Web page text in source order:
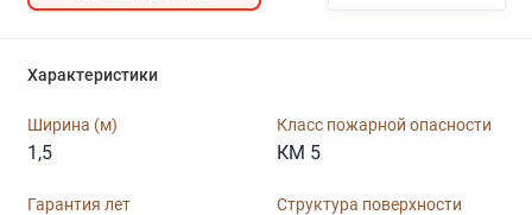
Характеристики
Ширина (м)
1,5
Класс пожарной опасности
КМ 5
Гарантия лет Структура поверхности